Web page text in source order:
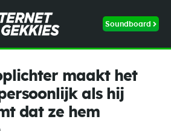
Soundboard
maakt het
als hij
dat ze hem